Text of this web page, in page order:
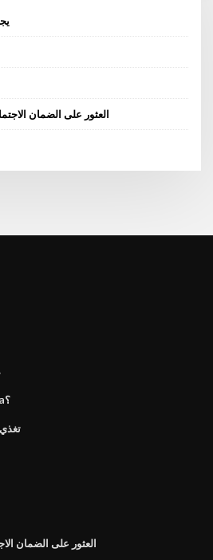
العثور على الضمان
ما هو سعر الفائدة على roth ira؟
العثور على الضمان